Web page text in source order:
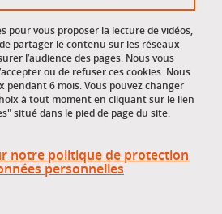
et des personnels
pour vous proposer la lecture de vidéos,
partager le contenu sur les réseaux
l’audience des pages. Nous vous
ou de refuser ces cookies. Nous
pendant 6 mois. Vous pouvez changer
à tout moment en cliquant sur le lien
situé dans le pied de page du site.
notre politique de protection
personnelles